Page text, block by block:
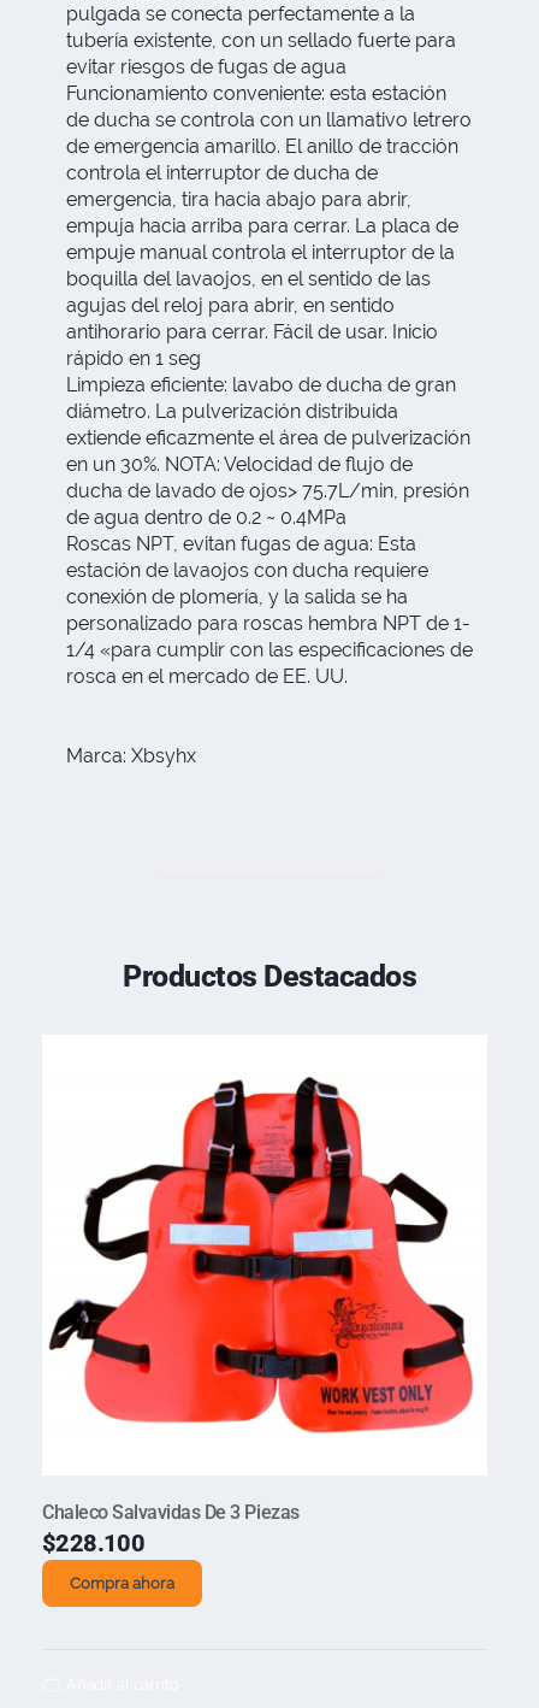
pulgada se conecta perfectamente a la
tubería existente, con un sellado fuerte para
evitar riesgos de fugas de agua
Funcionamiento conveniente: esta estación
de ducha se controla con un llamativo letrero
de emergencia amarillo. El anillo de tracción
controla el interruptor de ducha de
emergencia, tira hacia abajo para abrir,
empuja hacia arriba para cerrar. La placa de
empuje manual controla el interruptor de la
boquilla del lavaojos, en el sentido de las
agujas del reloj para abrir, en sentido
antihorario para cerrar. Fácil de usar. Inicio
rápido en 1 seg
Limpieza eficiente: lavabo de ducha de gran
diámetro. La pulverización distribuida
extiende eficazmente el área de pulverización
en un 30%. NOTA: Velocidad de flujo de
ducha de lavado de ojos> 75.7L/min, presión
de agua dentro de 0.2 ~ 0.4MPa
Roscas NPT, evitan fugas de agua: Esta
estación de lavaojos con ducha requiere
conexión de plomería, y la salida se ha
personalizado para roscas hembra NPT de 1-
1/4 «para cumplir con las especificaciones de
rosca en el mercado de EE. UU.
Marca: Xbsyhx
Productos Destacados
Chaleco Salvavidas De 3 Piezas
$228.100
Compra ahora